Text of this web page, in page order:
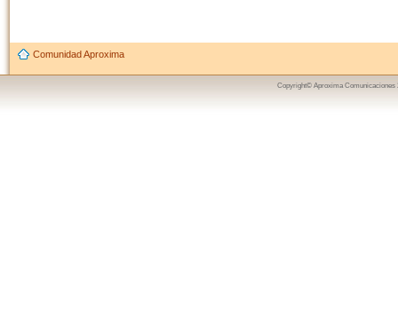
Comunidad Aproxima
Copyright© Aproxima Comunicaciones